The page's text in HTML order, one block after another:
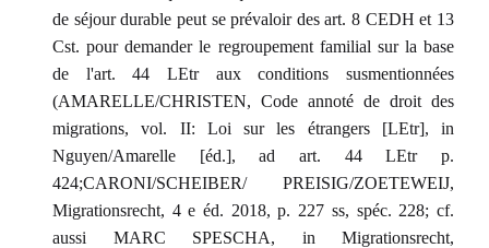
de séjour durable peut se prévaloir des art. 8 CEDH et 13
Cst. pour demander le regroupement familial sur la base
de l'art. 44 LEtr aux conditions susmentionnées
(AMARELLE/CHRISTEN, Code annoté de droit des
migrations, vol. II: Loi sur les étrangers [LEtr], in
Nguyen/Amarelle [éd.], ad art. 44 LEtr p.
424;CARONI/SCHEIBER/ PREISIG/ZOETEWEIJ,
Migrationsrecht, 4 e éd. 2018, p. 227 ss, spéc. 228; cf.
aussi MARC SPESCHA, in Migrationsrecht,